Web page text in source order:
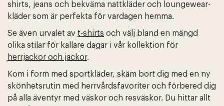
shirts, jeans och bekväma nattkläder och loungewear-
kläder som är perfekta för vardagen hemma.
Se även urvalet av t-shirts och välj bland en mängd
olika stilar för kallare dagar i vår kollektion för
herrjackor och jackor.
Kom i form med sportkläder, skäm bort dig med en ny
skönhetsrutin med herrvårdsfavoriter och förbered dig
på alla äventyr med väskor och resväskor. Du hittar allt